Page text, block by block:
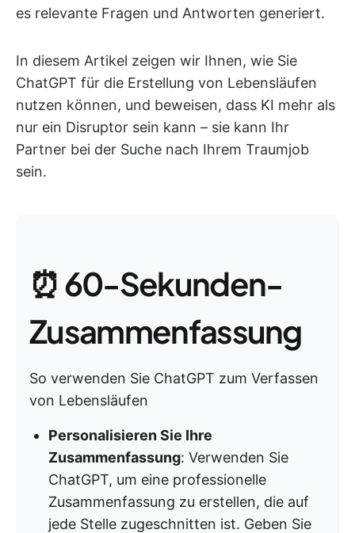
es relevante Fragen und Antworten generiert.
In diesem Artikel zeigen wir Ihnen, wie Sie
ChatGPT für die Erstellung von Lebensläufen
nutzen können, und beweisen, dass KI mehr als
nur ein Disruptor sein kann – sie kann Ihr
Partner bei der Suche nach Ihrem Traumjob
sein.
⏰ 60-Sekunden-
Zusammenfassung
So verwenden Sie ChatGPT zum Verfassen
von Lebensläufen
Personalisieren Sie Ihre
Zusammenfassung: Verwenden Sie
ChatGPT, um eine professionelle
Zusammenfassung zu erstellen, die auf
jede Stelle zugeschnitten ist. Geben Sie